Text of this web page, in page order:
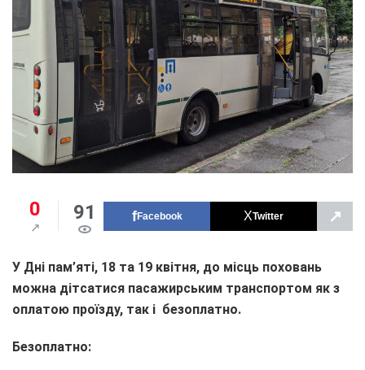
0 91 Facebook Twitter ↗
У Дні пам’яті, 18 та 19 квітня, до місць поховань
можна дітсатися пасажирським транспортом як з
оплатою проїзду, так і безоплатно.
Безоплатно: